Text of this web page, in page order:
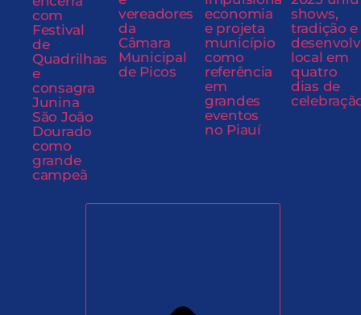
com
Festival
de
Quadrilhas
e
consagra
Junina
São João
Dourado
como
grande
campeã
vereadores
da
Câmara
Municipal
de Picos
economia
e projeta
município
como
referência
em
grandes
eventos
no Piauí
shows,
tradição e
local em
quatro
dias de